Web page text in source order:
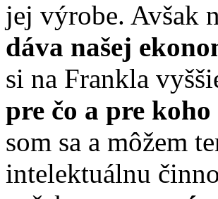
jej výrobe. Avšak
dáva našej
si na Frankla
pre čo a pre
som sa a môžem
intelektuálnu